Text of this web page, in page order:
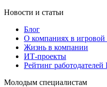
Новости и статьи
Блог
О компаниях в
Жизнь в компании
ИТ-проекты
Рейтинг работодателей
Молодым специалистам